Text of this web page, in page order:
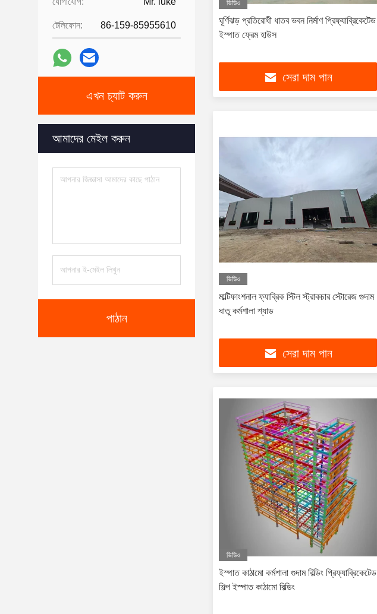
টেলিফোন: 86-159-85955610
এখন চ্যাট করুন
আমাদের মেইল করুন
পাঠান
ভিডিও
ঘূর্ণিঝড় প্রতিরোধী ধাতব ভবন নির্মাণ প্রিফ্যাব্রিকেটেড
ইস্পাত ফ্রেম হাউস
সেরা দাম পান
ভিডিও
মাল্টিফাংশনাল ফ্যাব্রিক স্টিল স্ট্রাকচার স্টোরেজ গুদাম
ধাতু কর্মশালা শ্যাড
সেরা দাম পান
ভিডিও
ইস্পাত কাঠামো কর্মশালা গুদাম বিল্ডিং প্রিফ্যাব্রিকেটেড
শিল্প ইস্পাত কাঠামো বিল্ডিং